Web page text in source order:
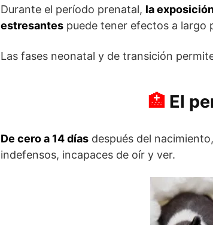
Durante el período prenatal, la
estresantes puede tener efectos a largo
Las fases neonatal y de transición
El
De cero a 14 días después del
indefensos, incapaces de oír y ver.